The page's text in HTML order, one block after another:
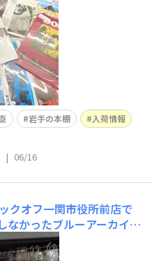
岩手の本棚 入荷情報
| 06/16
クオフ一関市役所前店で
なかったブルーアーカイ
ニメグッズの一画に補充し